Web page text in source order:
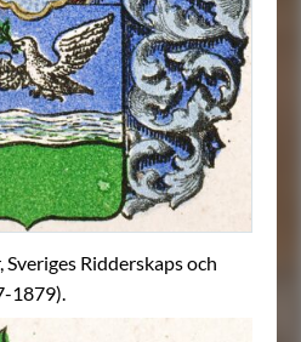
Ridderskaps och
1879).